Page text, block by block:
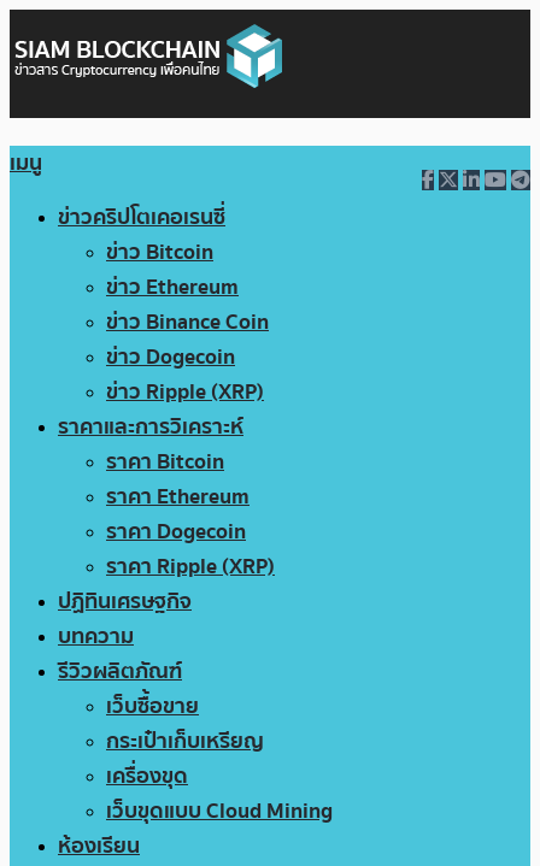
เมนู
ข่าวคริปโตเคอเรนซี่
ข่าว Bitcoin
ข่าว Ethereum
ข่าว Binance Coin
ข่าว Dogecoin
ข่าว Ripple (XRP)
ราคาและการวิเคราะห์
ราคา Bitcoin
ราคา Ethereum
ราคา Dogecoin
ราคา Ripple (XRP)
ปฏิทินเศรษฐกิจ
บทความ
รีวิวผลิตภัณฑ์
เว็บซื้อขาย
กระเป๋าเก็บเหรียญ
เครื่องขุด
เว็บขุดแบบ Cloud Mining
ห้องเรียน